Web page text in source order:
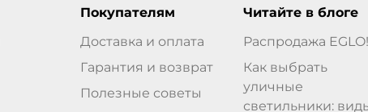
Покупателям
Доставка и оплата
Гарантия и возврат
Полезные советы
Читайте в блоге
Распродажа EGLO!
Как выбрать
уличные
светильники: